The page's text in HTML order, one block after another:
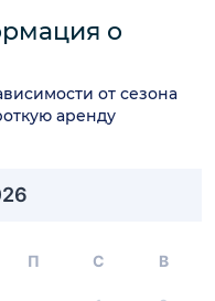
о
от сезона
аренду
П С В